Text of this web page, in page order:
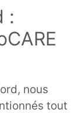
:
nous
tout